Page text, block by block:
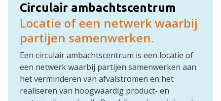
Circulair ambachtscentrum
Locatie of een netwerk waarbij
partijen samenwerken.
Een circulair ambachtscentrum is een locatie of
een netwerk waarbij partijen samenwerken aan
het verminderen van afvalstromen en het
realiseren van hoogwaardig product- en